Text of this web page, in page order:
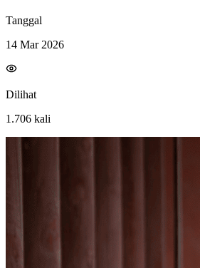
Tanggal
14 Mar 2026
Dilihat
1.706 kali